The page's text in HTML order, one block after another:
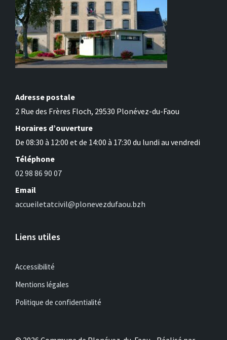
Adresse postale
2 Rue des Frères Floch, 29530 Plonévez-du-Faou
Horaires d’ouverture
De 08:30 à 12:00 et de 14:00 à 17:30 du lundi au vendredi
Téléphone
02 98 86 90 07
Email
accueiletatcivil@plonevezdufaou.bzh
Liens utiles
Accessibilité
Mentions légales
Politique de confidentialité